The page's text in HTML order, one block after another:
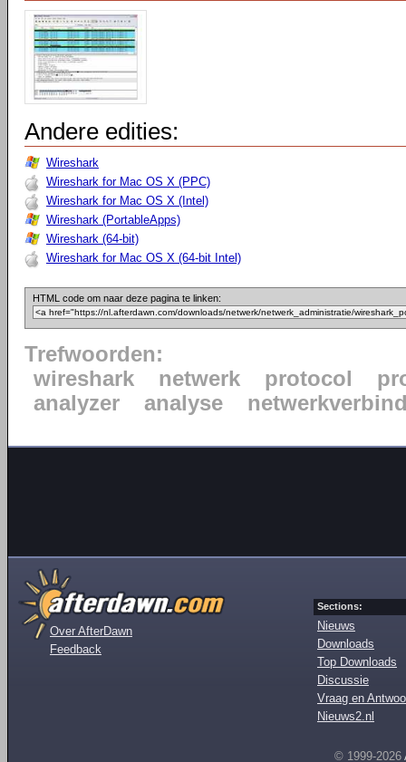
Andere edities:
Wireshark
Wireshark for Mac OS X (PPC)
Wireshark for Mac OS X (Intel)
Wireshark (PortableApps)
Wireshark (64-bit)
Wireshark for Mac OS X (64-bit Intel)
HTML code om naar deze pagina te linken:
Trefwoorden:
wireshark
netwerk protocol
analyzer
analyse
Over AfterDawn
Feedback
Sections:
Nieuws
Downloads
Top Downloads
Discussie
Vraag en
Nieuws2.nl
© 1999-2026